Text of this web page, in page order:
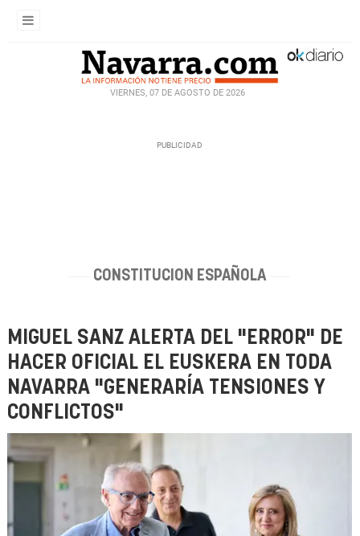
VIERNES, 07 DE AGOSTO DE 2026
CONSTITUCION ESPAÑOLA
MIGUEL SANZ ALERTA DEL "ERROR" DE
HACER OFICIAL EL EUSKERA EN TODA
NAVARRA "GENERARÍA TENSIONES Y
CONFLICTOS"